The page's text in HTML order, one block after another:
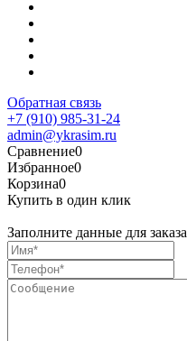
Обратная связь
+7 (910) 985-31-24
admin@ykrasim.ru
Сравнение0
Избранное0
Корзина0
Купить в один клик
Заполните данные для заказа